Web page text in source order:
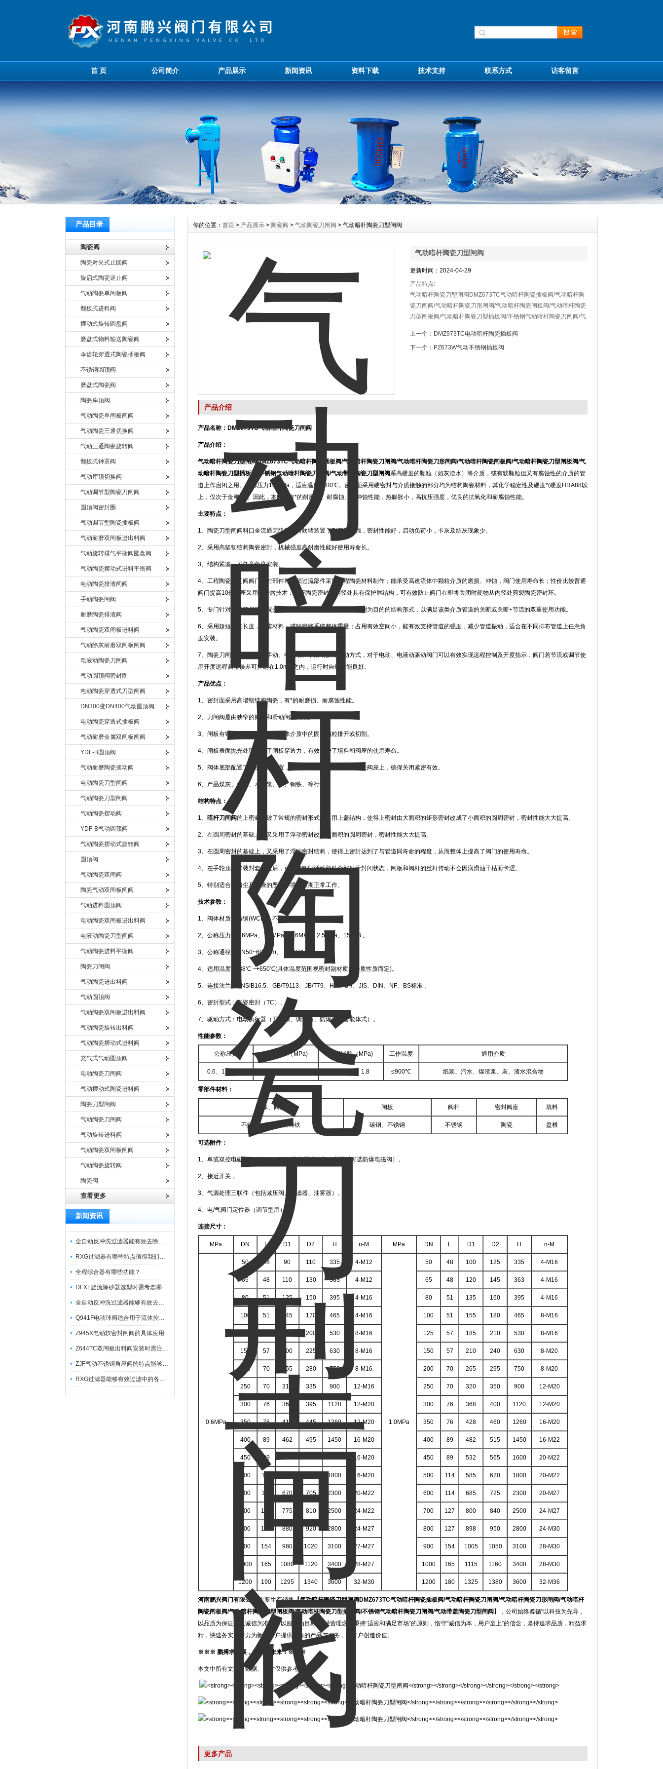
首 页 公司简介 产品展示 新闻资讯 资料下载 技术支持 联系方式 访客留言
产品目录
陶瓷阀
陶瓷对夹式止回阀
旋启式陶瓷逆止阀
气动陶瓷单闸板阀
翻板式进料阀
摆动式旋转圆盘阀
磨盘式物料输送陶瓷阀
伞齿轮穿透式陶瓷插板阀
不锈钢圆顶阀
磨盘式陶瓷阀
陶瓷库顶阀
气动陶瓷单闸板闸阀
气动陶瓷三通切换阀
气动三通陶瓷旋转阀
翻板式钟罩阀
气动库顶切换阀
气动调节型陶瓷刀闸阀
圆顶阀密封圈
气动调节型陶瓷插板阀
气动耐磨双闸板进出料阀
气动旋转排气平衡阀圆盘阀
气动陶瓷摆动式进料平衡阀
电动陶瓷排渣闸阀
手动陶瓷闸阀
耐磨陶瓷排渣阀
气动陶瓷双闸板进料阀
气动除灰耐磨双闸板闸阀
电液动陶瓷刀闸阀
气动圆顶阀密封圈
电动陶瓷穿透式刀型闸阀
DN300变DN400气动圆顶阀
电动陶瓷穿透式插板阀
气动耐磨金属双闸板闸阀
YDF-B圆顶阀
气动耐磨陶瓷摆动阀
电动陶瓷刀型闸阀
气动陶瓷刀型闸阀
气动陶瓷摆动阀
YDF-B气动圆顶阀
气动陶瓷摆动式旋转阀
圆顶阀
气动陶瓷双闸阀
陶瓷气动双闸板闸阀
气动进料圆顶阀
电动陶瓷双闸板进出料阀
电液动陶瓷刀型闸阀
气动陶瓷进料平衡阀
陶瓷刀闸阀
气动陶瓷进出料阀
气动圆顶阀
气动陶瓷双闸板进出料阀
气动陶瓷旋转出料阀
气动陶瓷摆动式进料阀
充气式气动圆顶阀
电动陶瓷刀闸阀
气动摆动式陶瓷进料阀
陶瓷刀型闸阀
气动陶瓷刀闸阀
气动旋转进料阀
气动陶瓷双闸板闸阀
气动陶瓷旋转阀
陶瓷阀
查看更多
新闻资讯
全自动反冲洗过滤器能有效去除过滤介质上的杂质
RXG过滤器有哪些特点值得我们选择？
全程综合器有哪些功能？
DLXL旋流除砂器选型时需考虑哪些因素？
全自动反冲洗过滤器能够有效去除不同粒径的固体杂
Q941F电动球阀适合用于流体控制需要迅速反应的场合
Z945X电动软密封闸阀的具体应用
Z644TC双闸板出料阀安装时需注意哪些事项？
ZJF气动不锈钢角座阀的特点能够稳定地控制介质流量
RXG过滤器能够有效过滤中的各种杂质
你的位置： 首页 > 产品展示 > 陶瓷阀 > 气动陶瓷刀闸阀 > 气动暗杆陶瓷刀型闸阀
气动暗杆陶瓷刀型闸阀
更新时间：2024-04-29
产品特点:
气动暗杆陶瓷刀型闸阀DMZ673TC气动暗杆陶瓷插板阀/气动暗杆陶
瓷刀闸阀/气动暗杆陶瓷刀形闸阀/气动暗杆陶瓷闸板阀/气动暗杆陶瓷
刀型闸板阀/气动暗杆陶瓷刀型插板阀/不锈钢气动暗杆陶瓷刀闸阀/气
强，密封性能好，启动负荷小，卡灰及结灰现象少。采用高坚韧结构
陶瓷密封，机械强度高耐磨性能好使用寿命长。
上一个： DMZ973TC电动暗杆陶瓷插板阀
下一个： PZ673W气动不锈钢插板阀
产品介绍
产品名称：DMZ673TC气动暗杆陶瓷刀闸阀
产品介绍：
气动暗杆陶瓷刀型闸阀 DMZ673TC气动暗杆陶瓷插板阀/气动暗杆陶瓷刀闸阀/气动暗杆陶瓷刀形闸阀/气动暗杆陶瓷闸板阀/气动暗杆陶瓷刀型闸板阀/气
动暗杆陶瓷刀型插板阀/不锈钢气动暗杆陶瓷刀闸阀/气动带盖陶瓷刀型闸阀 系高硬度的颗粒（如灰渣水）等介质，或有软颗粒但又有腐蚀性的介质的管
道上作启闭之用。公称压力1.0MPa，适应温度≤200℃。密封面采用硬密封与介质接触的部分均为结构陶瓷材料，其化学稳定性及硬度*(硬度HRA88以
上，仅次于金刚石)。因此，本阀具有*的耐磨损、耐腐蚀、耐冲蚀性能，热膨胀小，高抗压强度，优良的抗氧化和耐腐蚀性能。
主要特点：
1、陶瓷刀型闸阀料口全流通无阻挡物有吹堵装置，耐磨性能强，密封性能好，启动负荷小，卡灰及结灰现象少。
2、采用高坚韧结构陶瓷密封，机械强度高耐磨性能好使用寿命长。
3、结构紧凑，可任意角度安装。
4、工程陶瓷刀闸阀阀门密封部件和易损过流部件采用工程陶瓷材料制作；能承受高速流体中颗粒介质的磨损、冲蚀，阀门使用寿命长；性价比较普通
阀门提高10倍阀座采用保护唇技术：阀座陶瓷密封环内径处具有保护唇结构，可有效防止阀门在即将关闭时硬物从内径处剪裂陶瓷密封环。
5、专门针对固液两相流工况介质管道设计，设计有以抗节流冲刷为目的的结构形式，以满足该类介质管道的关断或关断+节流的双重使用功能。
6、采用超短结构长度，节省材料，减轻管路系统整体重量；占用有效空间小，能有效支持管道的强度，减少管道振动，适合在不同排布管道上任意角
度安装。
7、陶瓷刀闸阀具备电动、手动、电液动、手液动多种驱动方式，对于电动、电液动驱动阀门可以有效实现远程控制及开度指示，阀门若节流或调节使
用开度远程调整误差可控制在1.0mm之内，运行时自锁性能良好。
产品优点：
1、密封面采用高增韧结构陶瓷，有*的耐磨损、耐腐蚀性能。
2、刀闸阀是由狭窄的阀体和滑动闸板构成。
3、闸板有锋利的刀口，能够将流体介质中的固体颗粒排开或切割。
4、闸板表面抛光处理加强了闸板穿透力，有效保护了填料和阀座的使用寿命。
5、阀体底部配置了闸板压紧装置，能够安全地将闸板支撑压紧在阀座上，确保关闭紧密有效。
6、产品煤灰、炉渣、水泥浆、、、钢铁、等行业。
结构特点：
1、 暗杆刀闸阀的上密封突破了常规的密封形式，采用上盖结构，使得上密封由大面积的矩形密封改成了小面积的圆周密封，密封性能大大提高。
2、在圆周密封的基础上，又采用了浮动密封改成了面积的圆周密封，密封性能大大提高。
3、在圆周密封的基础上，又采用了浮动密封结构，使得上密封达到了与管道同寿命的程度，从而整体上提高了阀门的使用寿命。
4、在手轮顶部加装封套装置后，可以使阀门活动部件全部处于封闭状态，闸板和阀杆的丝杆传动不会因润滑油干枯而卡涩。
5、特别适合在粉尘及干燥的恶劣环境中长期正常工作。
技术参数：
1、阀体材质：铸钢(WCB)、不锈钢（304、316）。
2、公称压力：0.6MPa、1.0MPa、1.6MPa、2.5MPa、150LB 。
3、公称通径：DN50~600mm、 NPS2"~24" 。
4、适用温度：-38℃ ~+650℃(具体温度范围视密封副材质和介质性质而定)。
5、连接法兰：ANSIB16.5、GB/T9113、JB/T79、HG、SH、JIS、DIN、NF、BS标准 。
6、密封型式：陶瓷密封（TC）。
7、驱动方式：电动执行器（开关型、调节型、防爆型、智能体式）。
性能参数：
公称压力 壳体试验（MPa) 密封试验（MPa) 工作温度 通用介质
0.6、1.0、1.6 0.7、1.1、1.8 ≤900℃ 纸浆、污水、煤渣浆、灰、渣水混合物
零部件材料：
阀体、阀盖 闸板 阀杆 密封阀座 填料
不锈钢、碳钢、灰铸铁 碳钢、不锈钢 不锈钢 陶瓷 盘根
可选附件：
1、单或双控电磁阀（有24V、220V等电压供选择，必要时可选防爆电磁阀）。
2、接近开关 。
3、气源处理三联件（包括减压阀、过滤器、油雾器）。
4、电/气阀门定位器（调节型用）。
连接尺寸：
MPa DN L D1 D2 H n-M MPa DN L D1 D2 H n-M
0.6MPa
50 48 90 110 335 4-M12
1.0MPa
50 48 100 125 335 4-M16
65 48 110 130 363 4-M12 65 48 120 145 363 4-M16
80 51 125 150 395 4-M16 80 51 135 160 395 4-M16
100 51 145 170 465 4-M16 100 51 155 180 465 8-M16
200 530 8-M16 125 57 185 210 530 8-M16
150 57 200 225 630 8-M16 150 57 210 240 630 8-M20
200 70 255 280 750 8-M16 200 70 265 295 750 8-M20
250 70 310 335 900 12-M16 250 70 320 350 900 12-M20
300 76 362 395 1120 12-M20 300 76 368 400 1120 12-M20
350 76 412 445 1260 12-M20 350 76 428 460 1260 16-M20
400 89 462 495 1450 16-M20 400 89 482 515 1450 16-M22
450 89 16-M20 450 89 532 565 1600 20-M22
500 114 1800 16-M20 500 114 585 620 1800 20-M22
600 114 670 705 2300 20-M22 600 114 685 725 2300 20-M27
700 127 775 810 2500 24-M22 700 127 800 840 2500 24-M27
800 127 880 920 2800 24-M27 800 127 898 950 2800 24-M30
900 154 980 1020 3100 27-M27 900 154 1005 1050 3100 28-M30
1000 165 1080 1120 3400 28-M27 1000 165 1115 1160 3400 28-M30
1200 190 1295 1340 3600 32-M30 1200 180 1325 1380 3600 32-M36
河南鹏兴阀门有限公司 主要生产销售【气动暗杆陶瓷刀型闸阀 DMZ673TC气动暗杆陶瓷插板阀/气动暗杆陶瓷刀闸阀/气动暗杆陶瓷刀形闸阀/气动暗杆
陶瓷闸板阀/气动暗杆陶瓷刀型闸板阀/气动暗杆陶瓷刀型插板阀/不锈钢气动暗杆陶瓷刀闸阀/气动带盖陶瓷刀型闸阀】
，公司始终遵循“以科技为先导，
以品质为保证，以诚信为准则，以服务为目标”的经营理念，秉持“适应和满足市场”的原则，恪守“诚信为本，用户至上”的信念，坚持追求品质，精益求
精，快速务实，努力为新老客户提供可靠的产品与服务，为客户创造价值。
※※※ 鹏搏求发展，兴业创未来！※※※
本文中所有文字、数据、图片仅供参考。
更多产品